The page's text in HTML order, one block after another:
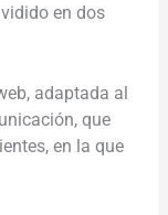
en dos
adaptada al
que
en la que